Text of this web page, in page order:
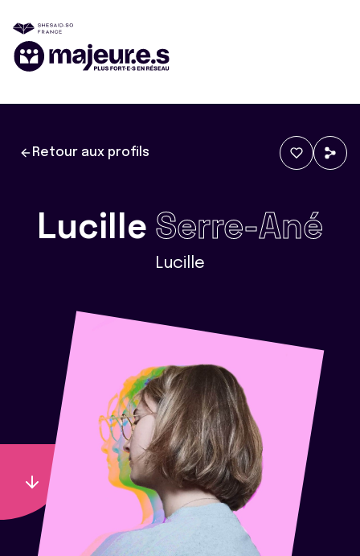
Retour aux profils
Lucille Serre-Ané
Lucille